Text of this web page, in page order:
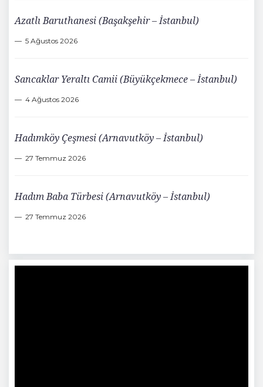
Azatlı Baruthanesi (Başakşehir – İstanbul)
5 Ağustos 2026
Sancaklar Yeraltı Camii (Büyükçekmece – İstanbul)
4 Ağustos 2026
Hadımköy Çeşmesi (Arnavutköy – İstanbul)
27 Temmuz 2026
Hadım Baba Türbesi (Arnavutköy – İstanbul)
27 Temmuz 2026